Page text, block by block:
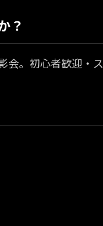
？
。初心者歓迎・ス